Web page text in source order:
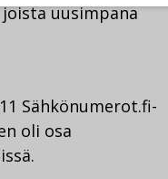
uusimpana
Sähkönumerot.fi-
oli osa